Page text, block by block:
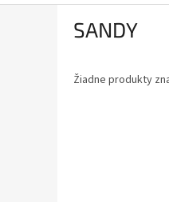
SANDY
Žiadne produkty